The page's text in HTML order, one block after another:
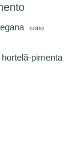
sono
pimenta